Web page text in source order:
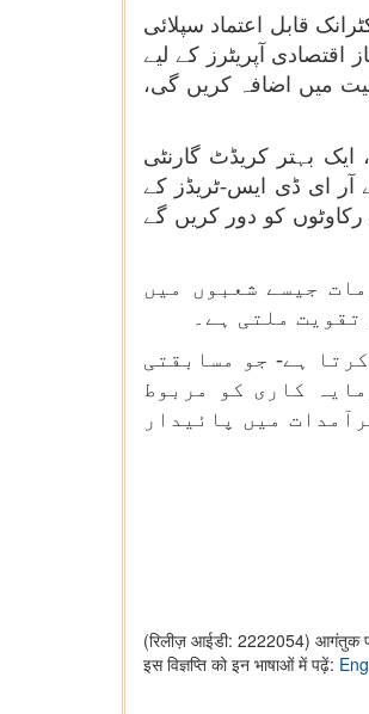
قابل اعتماد سپلائی
آپریٹرز کے لیے
میں اضافہ کریں گی،
کے ایس ایم ای گروتھ فنڈ، ایک بہتر کریڈٹ گارنٹی
آر ای ڈی ایس-ٹریڈز کے
کو دور کریں گے
جیسے شعبوں میں
ملتی ہے۔
پیش کرتا ہے- جو مسابقتی
کاری کو مربوط
میں پائیدار
(रिलीज़ आईडी: 2222054) आगंतुक
इस विज्ञप्ति को इन भाषाओं में पढ़ें: